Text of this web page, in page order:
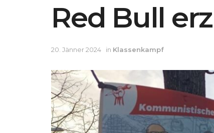
Red Bull
20. Jänner 2024 in Klassenkampf